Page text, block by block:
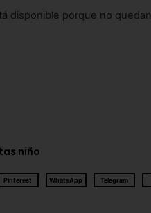
disponible porque no quedan
niño
Pinterest WhatsApp Telegram